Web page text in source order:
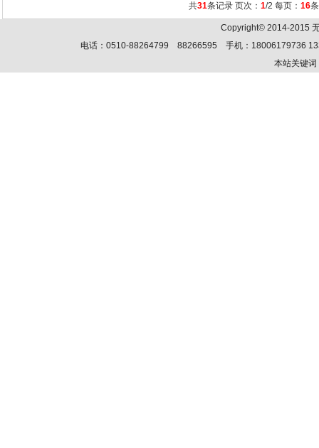
共31条记录 页次： 1/2 每页： 16
Copyright© 2014-2015
电话：0510-88264799 88266595 手机：18006179736
本站关键词